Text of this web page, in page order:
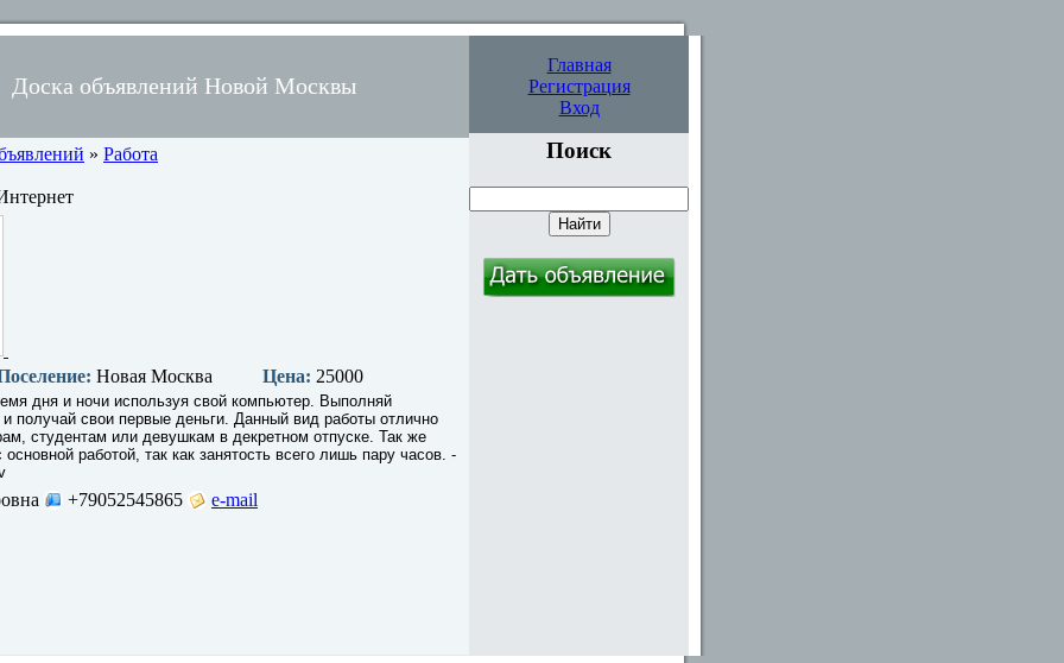
Доска объявлений Новой Москвы
Главная
Регистрация
Вход
» Работа
Новая Москва Цена: 25000
дня и ночи используя свой компьютер. Выполняй
получай свои первые деньги. Данный вид работы отлично
студентам или девушкам в декретном отпуске. Так же
работой, так как занятость всего лишь пару часов. -
+79052545865 e-mail
Поиск